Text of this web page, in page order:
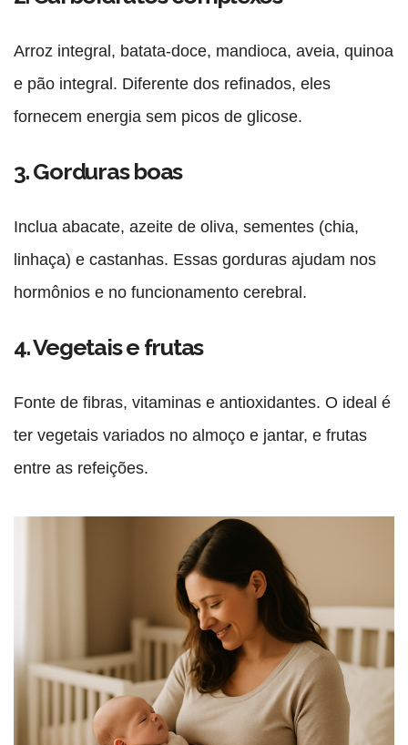
Arroz integral, batata-doce, mandioca, aveia, quinoa
e pão integral. Diferente dos refinados, eles
fornecem energia sem picos de glicose.
3. Gorduras boas
Inclua abacate, azeite de oliva, sementes (chia,
linhaça) e castanhas. Essas gorduras ajudam nos
hormônios e no funcionamento cerebral.
4. Vegetais e frutas
Fonte de fibras, vitaminas e antioxidantes. O ideal é
ter vegetais variados no almoço e jantar, e frutas
entre as refeições.